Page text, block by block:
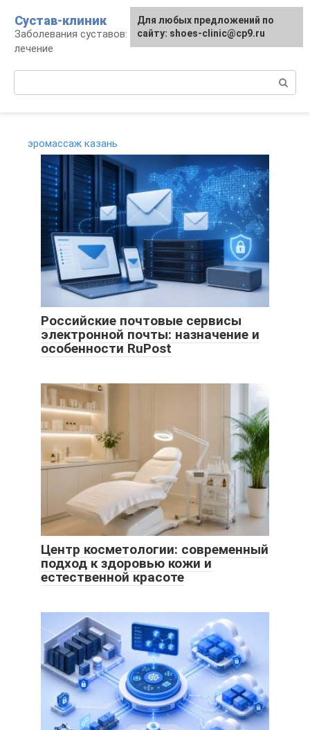
контенту
Сустав-клиник
Заболевания суставов: профилактика и
лечение
эромассаж казань
Российские почтовые сервисы
электронной почты: назначение и
особенности RuPost
Центр косметологии: современный
подход к здоровью кожи и
естественной красоте
Для любых предложений по
сайту: shoes-clinic@cp9.ru